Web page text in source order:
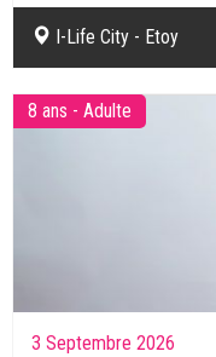
I-Life City - Etoy
8 ans - Adulte
3 Septembre 2026